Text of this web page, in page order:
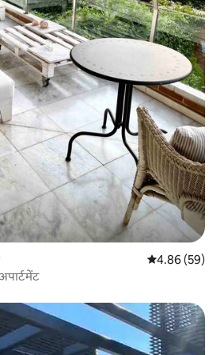
औसत रेटिंग 5 में
4.86 (59)